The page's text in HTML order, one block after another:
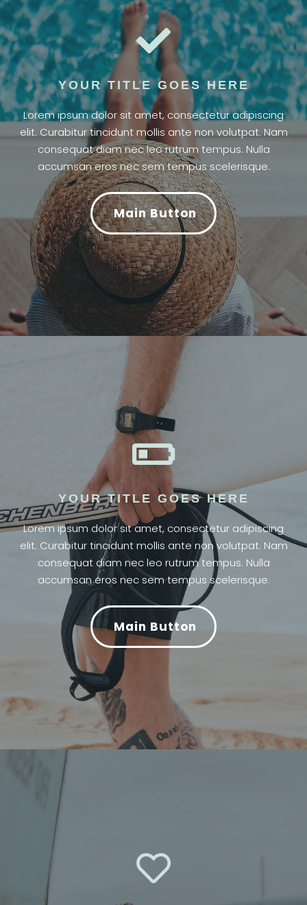

YOUR TITLE GOES HERE
Lorem ipsum dolor sit amet, consectetur adipiscing
elit. Curabitur tincidunt mollis ante non volutpat. Nam
consequat diam nec leo rutrum tempus. Nulla
accumsan eros nec sem tempus scelerisque.
Main Button

YOUR TITLE GOES HERE
Lorem ipsum dolor sit amet, consectetur adipiscing
elit. Curabitur tincidunt mollis ante non volutpat. Nam
consequat diam nec leo rutrum tempus. Nulla
accumsan eros nec sem tempus scelerisque.
Main Button
